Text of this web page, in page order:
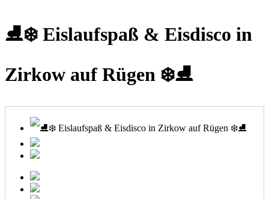
⛸️❄️ Eislaufspaß & Eisdisco in
Zirkow auf Rügen ❄️⛸